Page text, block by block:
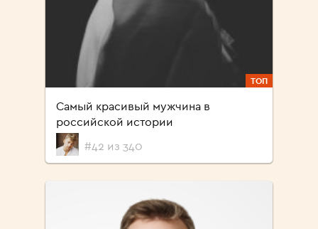
ТОП
Самый красивый мужчина в
российской истории
#42 из 340